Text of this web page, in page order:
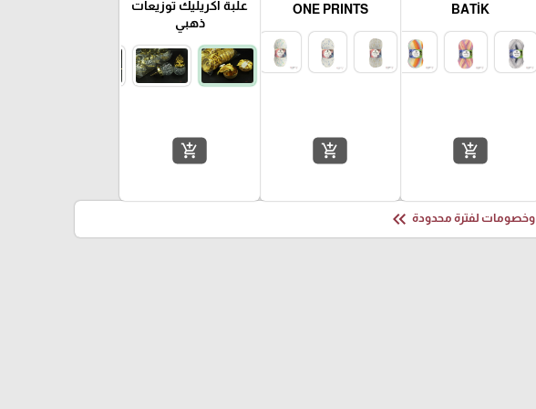
BATİK
add_shopping_cart
ONE PRINTS
add_shopping_cart
علبة اكريليك توزيعات
ذهبي
add_shopping_cart
لفترة محدودة keyboard_double_arrow_left